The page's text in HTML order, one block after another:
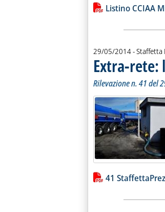
Lista allegati
Listino CCIAA
29/05/2014- Staffetta
Extra-rete:
Rilevazione n. 41 del
Lista allegati
41